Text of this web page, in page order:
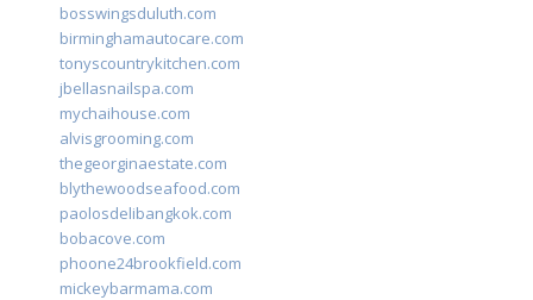
bosswingsduluth.com
birminghamautocare.com
tonyscountrykitchen.com
jbellasnailspa.com
mychaihouse.com
alvisgrooming.com
thegeorginaestate.com
blythewoodseafood.com
paolosdelibangkok.com
bobacove.com
phoone24brookfield.com
mickeybarmama.com